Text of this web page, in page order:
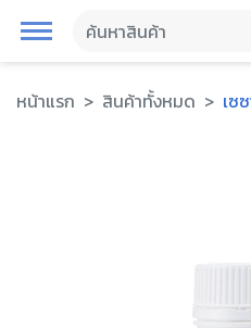
หน้าแรก สินค้าทั้งหมด เซ